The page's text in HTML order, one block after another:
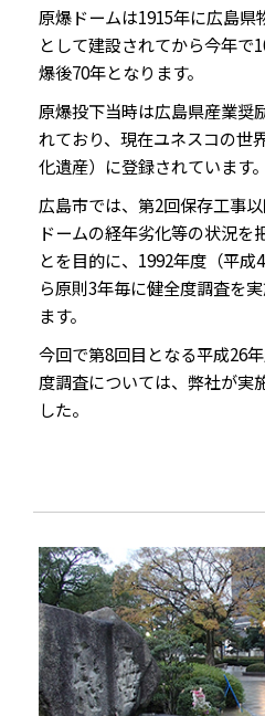
原爆ドームは1915年に広島県
として建設されてから今年で
爆後70年となります。
原爆投下当時は広島県産業奨
れており、現在ユネスコの世
化遺産）に登録されています。
広島市では、第2回保存工事
ドームの経年劣化等の状況を
とを目的に、1992年度（平成
ら原則3年毎に健全度調査を
ます。
今回で第8回目となる平成26
度調査については、弊社が実
した。